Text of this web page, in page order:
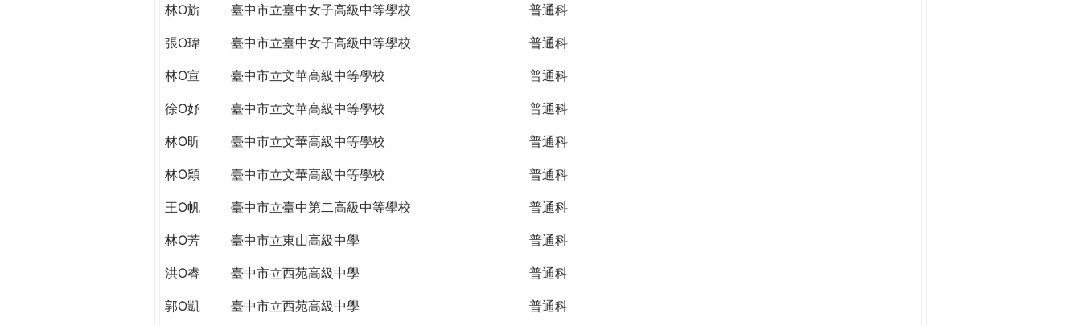
林O旂 臺中市立臺中女子高級中等學校 普通科
張O瑋 臺中市立臺中女子高級中等學校 普通科
林O宣 臺中市立文華高級中等學校 普通科
徐O妤 臺中市立文華高級中等學校 普通科
林O昕 臺中市立文華高級中等學校 普通科
林O穎 臺中市立文華高級中等學校 普通科
王O帆 臺中市立臺中第二高級中等學校 普通科
林O芳 臺中市立東山高級中學 普通科
洪O睿 臺中市立西苑高級中學 普通科
郭O凱 臺中市立西苑高級中學 普通科